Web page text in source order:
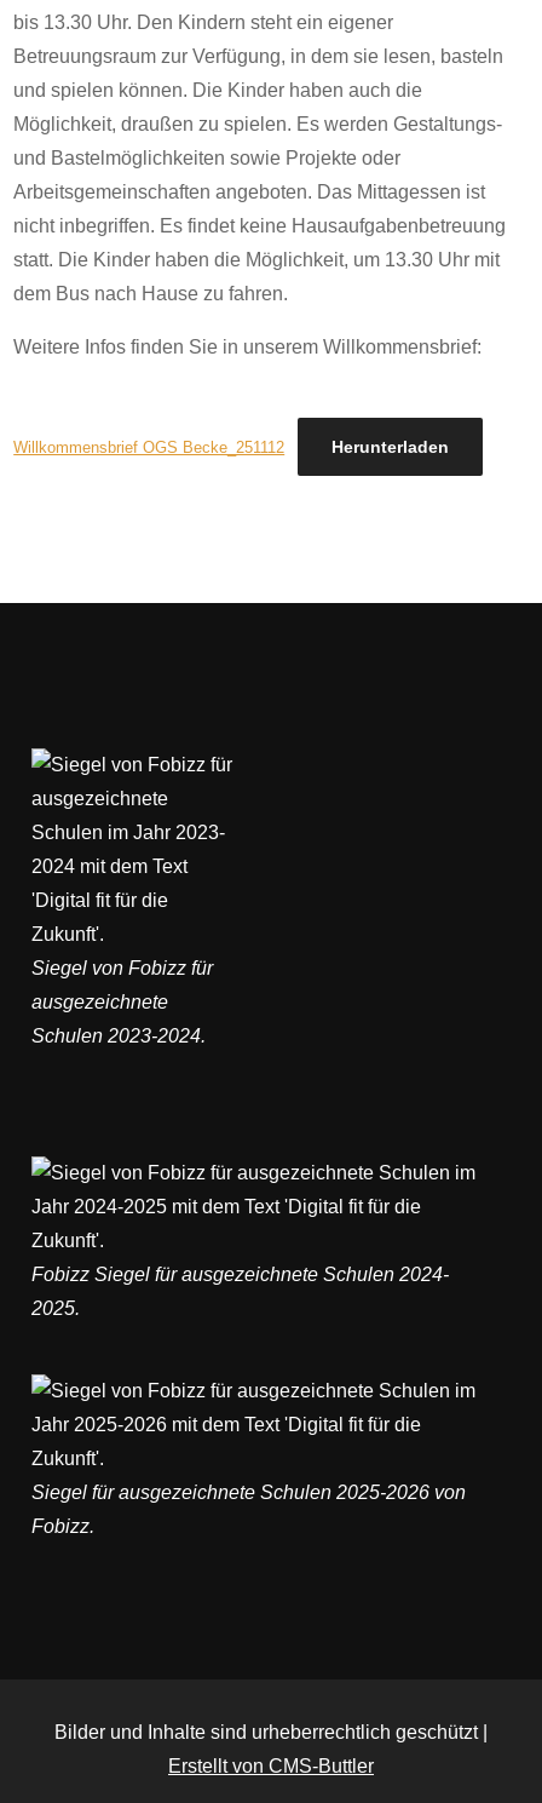
bis 13.30 Uhr. Den Kindern steht ein eigener
Betreuungsraum zur Verfügung, in dem sie lesen, basteln
und spielen können. Die Kinder haben auch die
Möglichkeit, draußen zu spielen. Es werden Gestaltungs-
und Bastelmöglichkeiten sowie Projekte oder
Arbeitsgemeinschaften angeboten. Das Mittagessen ist
nicht inbegriffen. Es findet keine Hausaufgabenbetreuung
statt. Die Kinder haben die Möglichkeit, um 13.30 Uhr mit
dem Bus nach Hause zu fahren.
Weitere Infos finden Sie in unserem Willkommensbrief:
Willkommensbrief OGS Becke_251112 Herunterladen
Siegel von Fobizz für
ausgezeichnete
Schulen 2023-2024.
Fobizz Siegel für ausgezeichnete Schulen 2024-
2025.
Siegel für ausgezeichnete Schulen 2025-2026 von
Fobizz.
Bilder und Inhalte sind urheberrechtlich geschützt |
Erstellt von CMS-Buttler